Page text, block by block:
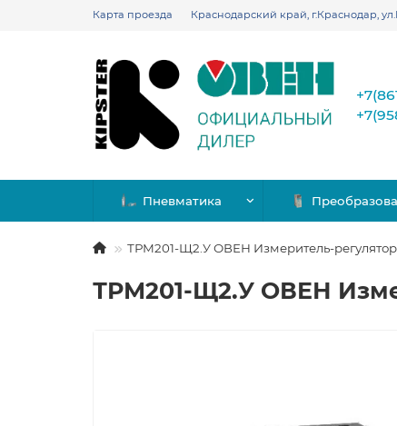
Карта проезда Краснодарский край, г.Краснодар,
Пневматика
ТРМ201-Щ2.У ОВЕН Измеритель-
ТРМ201-Щ2.У ОВЕН